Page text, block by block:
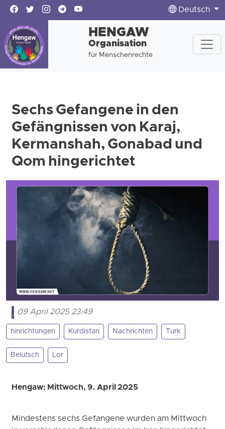
Deutsch
HENGAW
Organisation
für Menschenrechte
Sechs Gefangene in den
Gefängnissen von Karaj,
Kermanshah, Gonabad und
Qom hingerichtet
09 April 2025 23:49
hinrichtungen Kurdistan Nachrichten Turk
Belutsch Lor
Hengaw: Mittwoch, 9. April 2025
Mindestens sechs Gefangene wurden am Mittwoch